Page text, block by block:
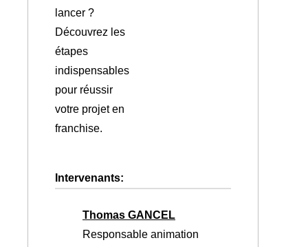
lancer ?
Découvrez les
étapes
indispensables
pour réussir
votre projet en
franchise.
Intervenants:
Thomas GANCEL
Responsable animation